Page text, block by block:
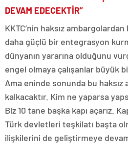
DEVAM EDECEKTİR”
KKTC’nin haksız
daha güçlü bir entegrasyon
dünyanın yararına olduğunu
engel olmaya çalışanlar büyük
Ama eninde sonunda bu
kalkacaktır. Kim ne yaparsa
Biz 10 tane başka kapı açarız.
Türk devletleri teşkilatı başta
ilişkilerini de geliştirmeye